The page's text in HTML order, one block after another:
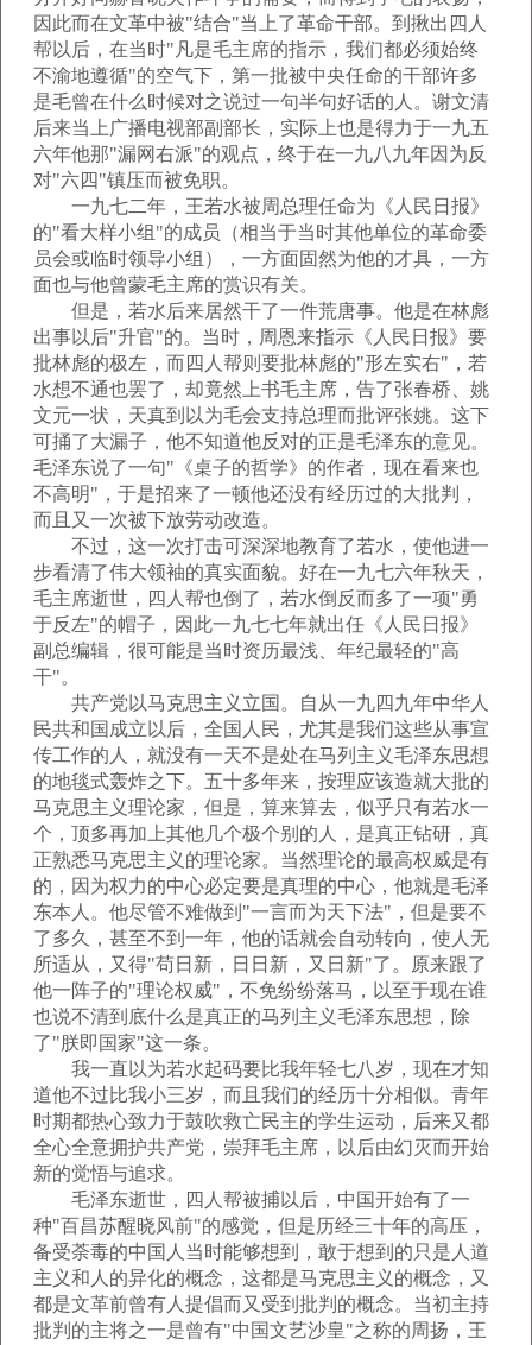
因此而在文革中被"结合"当上了革命干部。到揪出四人
帮以后，在当时"凡是毛主席的指示，我们都必须始终
不渝地遵循"的空气下，第一批被中央任命的干部许多
是毛曾在什么时候对之说过一句半句好话的人。谢文清
后来当上广播电视部副部长，实际上也是得力于一九五
六年他那"漏网右派"的观点，终于在一九八九年因为反
对"六四"镇压而被免职。
一九七二年，王若水被周总理任命为《人民日报》
的"看大样小组"的成员（相当于当时其他单位的革命委
员会或临时领导小组），一方面固然为他的才具，一方
面也与他曾蒙毛主席的赏识有关。
但是，若水后来居然干了一件荒唐事。他是在林彪
出事以后"升官"的。当时，周恩来指示《人民日报》要
批林彪的极左，而四人帮则要批林彪的"形左实右"，若
水想不通也罢了，却竟然上书毛主席，告了张春桥、姚
文元一状，天真到以为毛会支持总理而批评张姚。这下
可捅了大漏子，他不知道他反对的正是毛泽东的意见。
毛泽东说了一句"《桌子的哲学》的作者，现在看来也
不高明"，于是招来了一顿他还没有经历过的大批判，
而且又一次被下放劳动改造。
不过，这一次打击可深深地教育了若水，使他进一
步看清了伟大领袖的真实面貌。好在一九七六年秋天，
毛主席逝世，四人帮也倒了，若水倒反而多了一项"勇
于反左"的帽子，因此一九七七年就出任《人民日报》
副总编辑，很可能是当时资历最浅、年纪最轻的"高
干"。
共产党以马克思主义立国。自从一九四九年中华人
民共和国成立以后，全国人民，尤其是我们这些从事宣
传工作的人，就没有一天不是处在马列主义毛泽东思想
的地毯式轰炸之下。五十多年来，按理应该造就大批的
马克思主义理论家，但是，算来算去，似乎只有若水一
个，顶多再加上其他几个极个别的人，是真正钻研，真
正熟悉马克思主义的理论家。当然理论的最高权威是有
的，因为权力的中心必定要是真理的中心，他就是毛泽
东本人。他尽管不难做到"一言而为天下法"，但是要不
了多久，甚至不到一年，他的话就会自动转向，使人无
所适从，又得"苟日新，日日新，又日新"了。原来跟了
他一阵子的"理论权威"，不免纷纷落马，以至于现在谁
也说不清到底什么是真正的马列主义毛泽东思想，除
了"朕即国家"这一条。
我一直以为若水起码要比我年轻七八岁，现在才知
道他不过比我小三岁，而且我们的经历十分相似。青年
时期都热心致力于鼓吹救亡民主的学生运动，后来又都
全心全意拥护共产党，崇拜毛主席，以后由幻灭而开始
新的觉悟与追求。
毛泽东逝世，四人帮被捕以后，中国开始有了一
种"百昌苏醒晓风前"的感觉，但是历经三十年的高压，
备受荼毒的中国人当时能够想到，敢于想到的只是人道
主义和人的异化的概念，这都是马克思主义的概念，又
都是文革前曾有人提倡而又受到批判的概念。当初主持
批判的主将之一是曾有"中国文艺沙皇"之称的周扬，王